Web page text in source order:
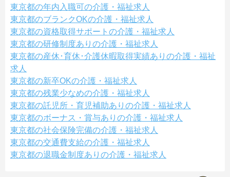
東京都の年内入職可の介護・福祉求人
東京都のブランクOKの介護・福祉求人
東京都の資格取得サポートの介護・福祉求人
東京都の研修制度ありの介護・福祉求人
東京都の産休･育休･介護休暇取得実績ありの介護・福祉
求人
東京都の新卒OKの介護・福祉求人
東京都の残業少なめの介護・福祉求人
東京都の託児所・育児補助ありの介護・福祉求人
東京都のボーナス・賞与ありの介護・福祉求人
東京都の社会保険完備の介護・福祉求人
東京都の交通費支給の介護・福祉求人
東京都の退職金制度ありの介護・福祉求人